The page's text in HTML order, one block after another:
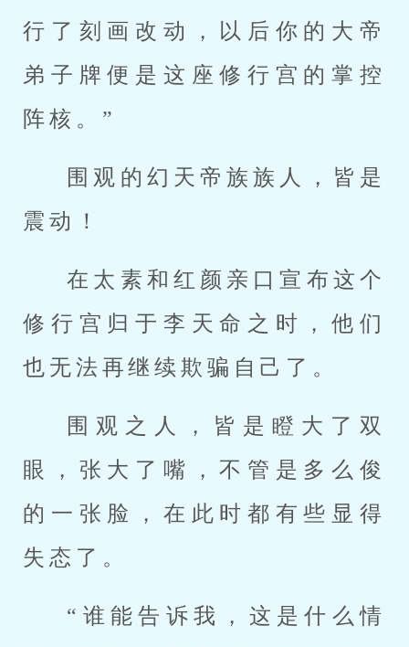
行了刻画改动，以后你的大帝
弟子牌便是这座修行宫的掌控
阵核。”
围观的幻天帝族族人，皆是
震动！
在太素和红颜亲口宣布这个
修行宫归于李天命之时，他们
也无法再继续欺骗自己了。
围观之人，皆是瞪大了双
眼，张大了嘴，不管是多么俊
的一张脸，在此时都有些显得
失态了。
“谁能告诉我，这是什么情